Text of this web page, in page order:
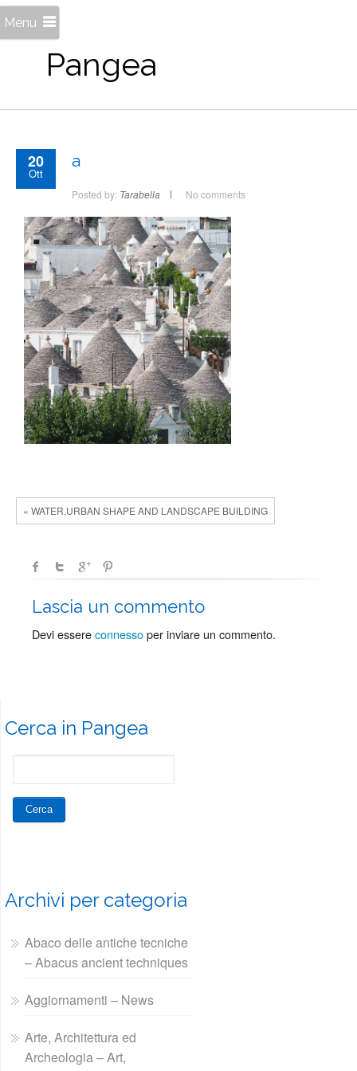
Pangea
Menu
20
Ott
a
Posted by: Tarabella No comments
« WATER,URBAN SHAPE AND LANDSCAPE BUILDING
Lascia un commento
Devi essereconnessoper inviare un commento.
Cerca in Pangea
Archivi per categoria
Abaco delle antiche tecniche
– Abacus ancient techniques
Aggiornamenti – News
Arte, Architettura ed
Archeologia – Art,